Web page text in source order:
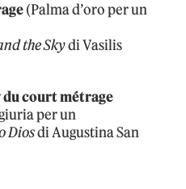
(Palma d’oro per un
the Skydi Vasilis
du court métrage
per un
Diosdi Augustina San